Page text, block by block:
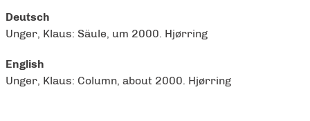
Deutsch
Unger, Klaus: Säule, um 2000. Hjørring
English
Unger, Klaus: Column, about 2000. Hjørring